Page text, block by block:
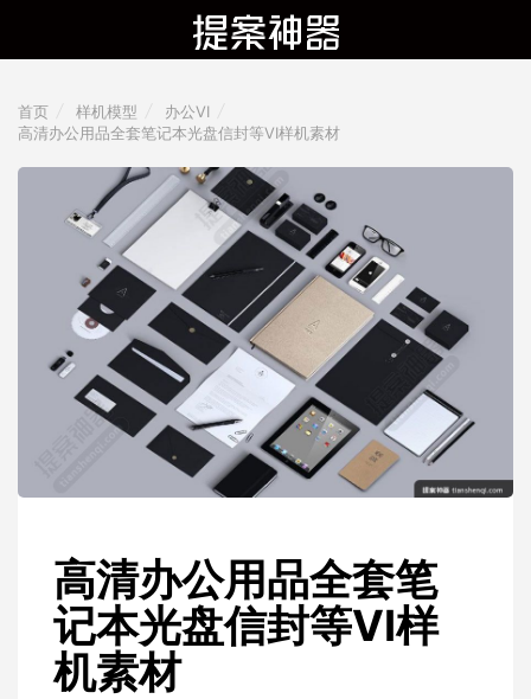
首页 样机模型
办公VI
高清办公用品全套笔记本光盘信封等VI样机素材
高清办公用品全套笔
记本光盘信封等VI样
机素材